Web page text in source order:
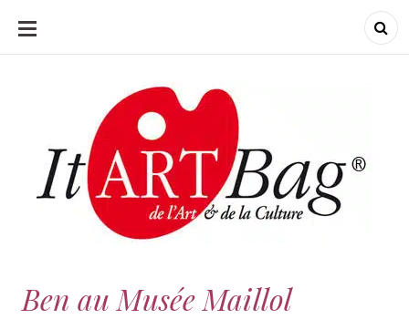
ALLER
CONTENU
ItArtBag
ItArtBag
Ben au Musée Maillol